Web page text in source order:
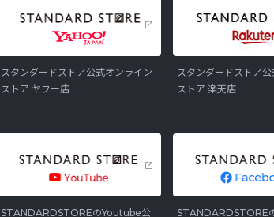
スタンダードストア公式オンライン
ストア ヤフー店
スタンダードストア
ストア 楽天店
STANDARDSTOREのYoutube公 STANDARDSTORE